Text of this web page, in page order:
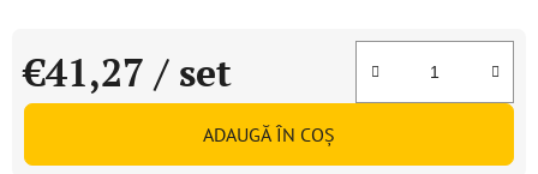
€41,27 / set
Evaluare preţ:
ADAUGĂ ÎN COŞ